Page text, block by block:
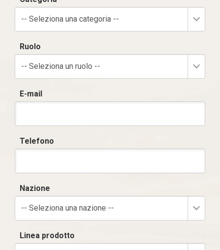
-- Seleziona una categoria --
Ruolo
-- Seleziona un ruolo --
E-mail
Telefono
Nazione
-- Seleziona una nazione --
Linea prodotto